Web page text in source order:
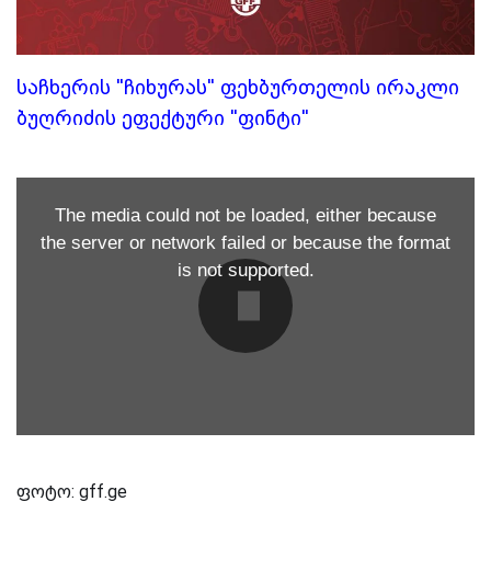
საჩხერის ''ჩიხურას'' ფეხბურთელის ირაკლი
ბუღრიძის ეფექტური ''ფინტი''
The media could not be loaded, either because
the server or network failed or because the format
is not supported.
ფოტო: gff.ge